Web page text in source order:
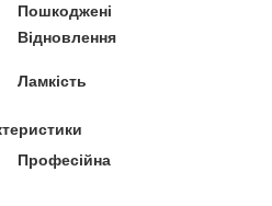
Пошкоджені
Відновлення
Ламкість
Професійна